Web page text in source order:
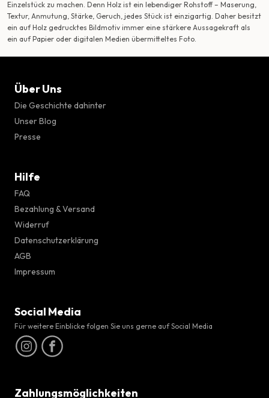
Einzelstück zu machen. Denn Holz ist ein lebendiger Rohstoff – Maserung,
Textur, Anmutung, Stärke, Geruch, jedes Stück ist einzigartig. Daher besitzt
ein auf Holz gedrucktes Bildmotiv immer eine stärkere Aussagekraft als
ein auf Papier oder digitalen Medien übermitteltes Foto.
Über Uns
Die Geschichte dahinter
Unser Blog
Presse
Hilfe
FAQ
Bezahlung & Versand
Widerruf
Datenschutzerklärung
AGB
Impressum
Social Media
Für weitere Einblicke folgen Sie uns gerne auf Social Media
Zahlungsmöglichkeiten